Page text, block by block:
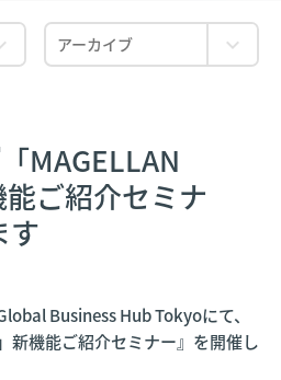
MAGELLAN
ご紹介セミナ
す
Business Hub Tokyoにて、
新機能ご紹介セミナー』を開催し